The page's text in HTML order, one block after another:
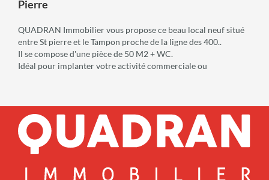
Pierre
QUADRAN Immobilier vous propose ce beau local neuf situé
entre St pierre et le Tampon proche de la ligne des 400..
Il se compose d'une pièce de 50 M2 + WC.
Idéal pour implanter votre activité commerciale ou